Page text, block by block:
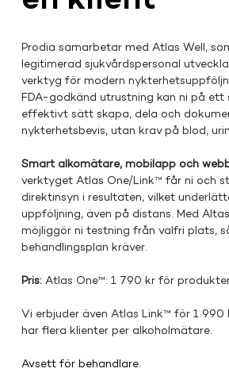
Prodia samarbetar med Atlas Well,
legitimerad sjukvårdspersonal
verktyg för modern
FDA-godkänd utrustning kan ni på ett
effektivt sätt skapa, dela och
nykterhetsbevis, utan krav på blod,
Smart alkomätare, mobilapp och
verktyget Atlas One/Link™ får ni och
direktinsyn i resultaten, vilket
uppföljning, även på distans. Med
möjliggör ni testning från valfri plats,
behandlingsplan kräver.
Pris: Atlas One™: 1 790 kr för
Vi erbjuder även Atlas Link™ för 1 990
har flera klienter per alkoholmätare.
Avsett för behandlare.